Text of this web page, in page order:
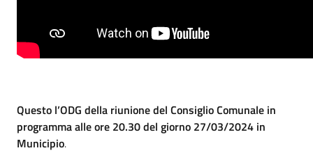
Questo l’ODG della riunione del Consiglio Comunale in
programma alle ore 20.30 del giorno 27/03/2024 in
Municipio.